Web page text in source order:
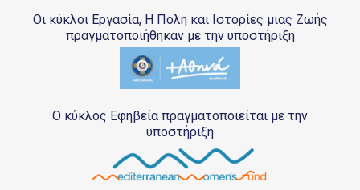
Οι κύκλοι Εργασία, Η Πόλη και Ιστορίες μιας Ζωής
πραγματοποιήθηκαν με την υποστήριξη
Ο κύκλος Εφηβεία πραγματοποιείται με την
υποστήριξη